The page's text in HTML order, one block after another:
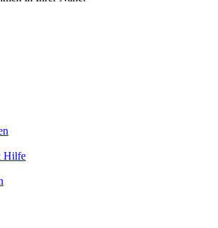
Hilfe